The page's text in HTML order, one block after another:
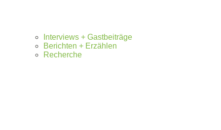
Interviews + Gastbeiträge
Berichten + Erzählen
Recherche